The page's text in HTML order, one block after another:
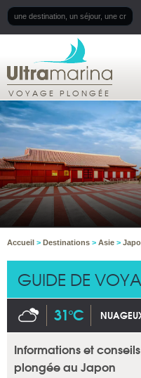
VOYAGE PLONGÉE
Accueil > Destinations > Asie >
GUIDE DE
31°C
Informations et
plongée au Japon